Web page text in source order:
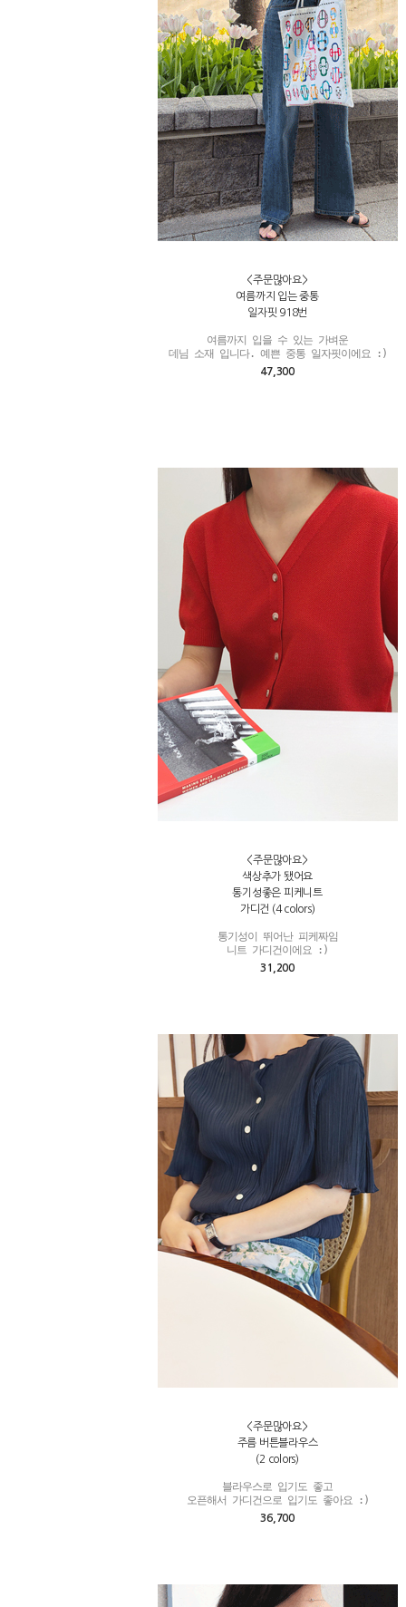
<주문많아요>
여름까지 입는 중통
일자핏 918번
여름까지 입을 수 있는 가벼운
데님 소재 입니다. 예쁜 중통 일자핏이에요 :)
47,300
<주문많아요>
색상추가 됐어요
통기성좋은 피케니트
가디건 (4 colors)
통기성이 뛰어난 피케짜임
니트 가디건이에요 :)
31,200
<주문많아요>
주름 버튼블라우스
(2 colors)
블라우스로 입기도 좋고
오픈해서 가디건으로 입기도 좋아요 :)
36,700